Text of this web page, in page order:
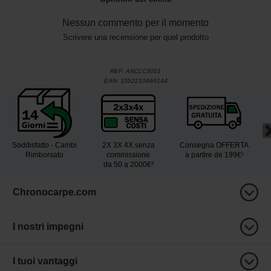
Nessun commento per il momento
Scrivere una recensione per quel prodotto
REF: ANCLC3001
EAN: 3352210469144
Soddisfatto - Cambi
Rimborsato
2X 3X 4X senza
commissione
da 50 a 2000€²
Consegna OFFERTA
a partire de 199€¹
Chronocarpe.com
I nostri impegni
I tuoi vantaggi